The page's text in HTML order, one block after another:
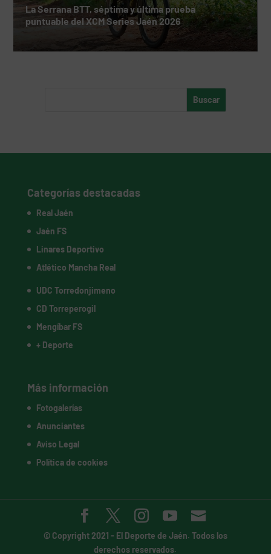
La Serrana BTT, séptima y última prueba
puntuable del XCM Series Jaén 2026
Categorías destacadas
Real Jaén
Jaén FS
Linares Deportivo
Atlético Mancha Real
UDC Torredonjimeno
CD Torreperogil
Mengíbar FS
+ Deporte
Más información
Fotogalerías
Anunciantes
Aviso Legal
Política de cookies
© Copyright 2021 - El Deporte de Jaén. Todos los
derechos reservados.